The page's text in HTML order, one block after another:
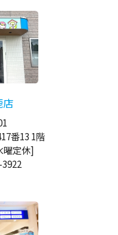
店
番13 1階
曜定休]
3922